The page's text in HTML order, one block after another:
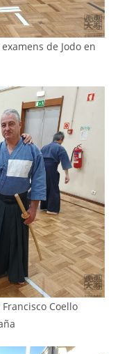
de Jodo en
Coello